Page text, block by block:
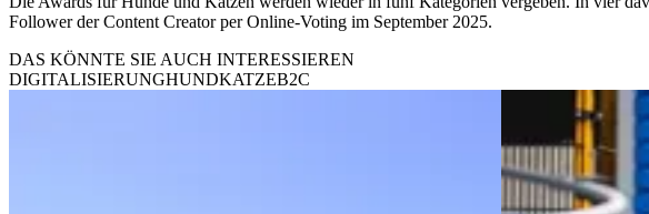
Follower der Content Creator per Online-Voting im September 2025.
DAS KÖNNTE SIE AUCH INTERESSIEREN
DIGITALISIERUNGHUNDKATZEB2C